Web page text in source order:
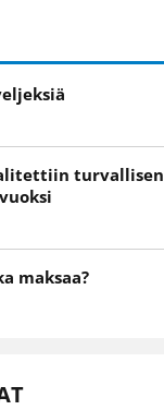
turvallisen
maksaa?